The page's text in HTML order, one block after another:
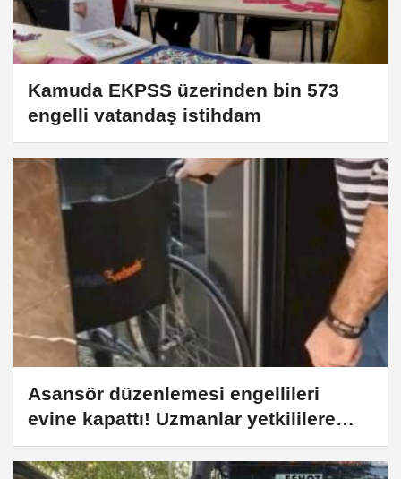
Kamuda EKPSS üzerinden bin 573
engelli vatandaş istihdam
Asansör düzenlemesi engellileri
evine kapattı! Uzmanlar yetkililere
çağrı yaptı